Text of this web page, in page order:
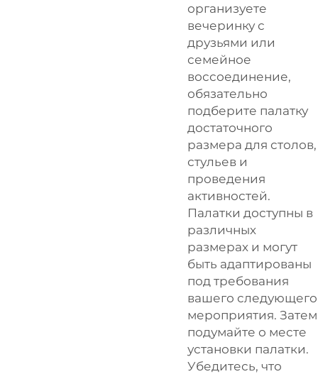
организуете
вечеринку с
друзьями или
семейное
воссоединение,
обязательно
подберите палатку
достаточного
размера для столов,
стульев и
проведения
активностей.
Палатки доступны в
различных
размерах и могут
быть адаптированы
под требования
вашего следующего
мероприятия. Затем
подумайте о месте
установки палатки.
Убедитесь, что